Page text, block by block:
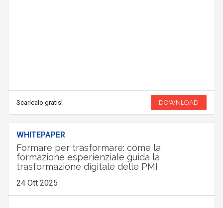
Scaricalo gratis! DOWNLOAD
WHITEPAPER
Formare per trasformare: come la
formazione esperienziale guida la
trasformazione digitale delle PMI
24 Ott 2025